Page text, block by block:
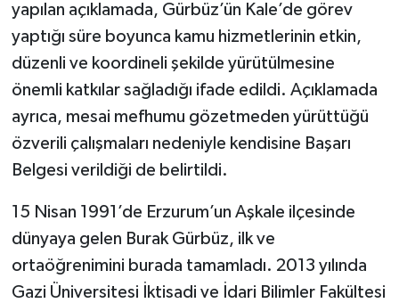
yapılan açıklamada, Gürbüz’ün Kale’de görev
yaptığı süre boyunca kamu hizmetlerinin etkin,
düzenli ve koordineli şekilde yürütülmesine
önemli katkılar sağladığı ifade edildi. Açıklamada
ayrıca, mesai mefhumu gözetmeden yürüttüğü
özverili çalışmaları nedeniyle kendisine Başarı
Belgesi verildiği de belirtildi.
15 Nisan 1991’de Erzurum’un Aşkale ilçesinde
dünyaya gelen Burak Gürbüz, ilk ve
ortaöğrenimini burada tamamladı. 2013 yılında
Gazi Üniversitesi İktisadi ve İdari Bilimler Fakültesi
REKLAM
SAĞLIK
SİYASET
TEKNOLOJİ